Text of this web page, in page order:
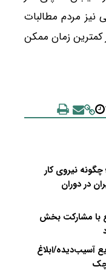
نیز مردم مطالبات
کمترین زمان ممکن
چگونه نیروی کار
در دوران
با مشارکت بخش
آسیب‌دیده/ابلاغ